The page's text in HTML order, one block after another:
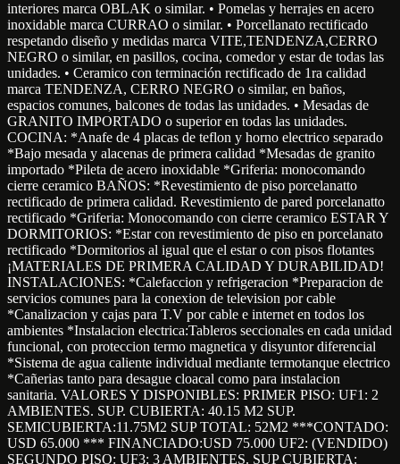
interiores marca OBLAK o similar. • Pomelas y herrajes en acero
inoxidable marca CURRAO o similar. • Porcellanato rectificado
respetando diseño y medidas marca VITE,TENDENZA,CERRO
NEGRO o similar, en pasillos, cocina, comedor y estar de todas las
unidades. • Ceramico con terminación rectificado de 1ra calidad
marca TENDENZA, CERRO NEGRO o similar, en baños,
espacios comunes, balcones de todas las unidades. • Mesadas de
GRANITO IMPORTADO o superior en todas las unidades.
COCINA: *Anafe de 4 placas de teflon y horno electrico separado
*Bajo mesada y alacenas de primera calidad *Mesadas de granito
importado *Pileta de acero inoxidable *Griferia: monocomando
cierre ceramico BAÑOS: *Revestimiento de piso porcelanatto
rectificado de primera calidad. Revestimiento de pared porcelanatto
rectificado *Griferia: Monocomando con cierre ceramico ESTAR Y
DORMITORIOS: *Estar con revestimiento de piso en porcelanato
rectificado *Dormitorios al igual que el estar o con pisos flotantes
¡MATERIALES DE PRIMERA CALIDAD Y DURABILIDAD!
INSTALACIONES: *Calefaccion y refrigeracion *Preparacion de
servicios comunes para la conexion de television por cable
*Canalizacion y cajas para T.V por cable e internet en todos los
ambientes *Instalacion electrica:Tableros seccionales en cada unidad
funcional, con proteccion termo magnetica y disyuntor diferencial
*Sistema de agua caliente individual mediante termotanque electrico
*Cañerias tanto para desague cloacal como para instalacion
sanitaria. VALORES Y DISPONIBLES: PRIMER PISO: UF1: 2
AMBIENTES. SUP. CUBIERTA: 40.15 M2 SUP.
SEMICUBIERTA:11.75M2 SUP TOTAL: 52M2 ***CONTADO:
USD 65.000 *** FINANCIADO:USD 75.000 UF2: (VENDIDO)
SEGUNDO PISO: UF3: 3 AMBIENTES. SUP CUBIERTA: